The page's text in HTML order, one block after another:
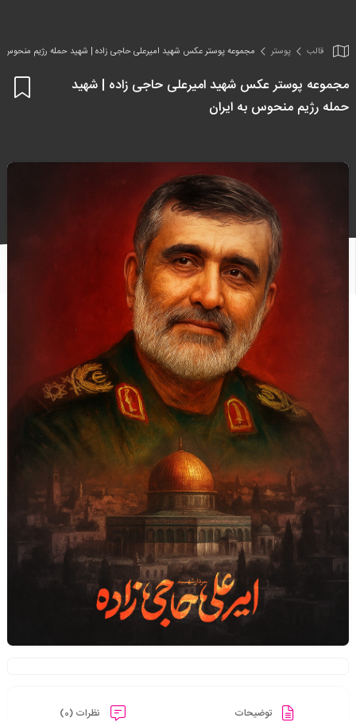
قالب پوستر مجموعه پوستر عکس شهید امیرعلی حاجی زاده | شهید حمله رژیم منحوس
مجموعه پوستر عکس شهید امیرعلی حاجی زاده | شهید
حمله رژیم منحوس به ایران
توضیحات نظرات (0)